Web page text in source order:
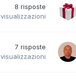
8 risposte
visualizzazioni
7 risposte
visualizzazioni